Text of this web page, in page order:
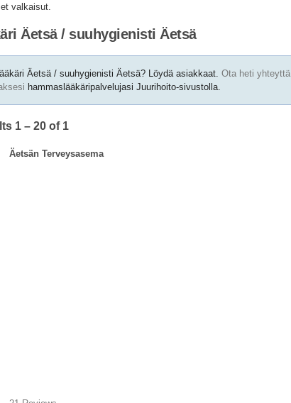
valkaisut.
Äetsä / suuhygienisti Äetsä
Äetsä / suuhygienisti Äetsä? Löydä asiakkaat. Ota heti yhteyttä
hammaslääkäripalvelujasi Juurihoito-sivustolla.
1 – 20 of 1
Äetsän Terveysasema